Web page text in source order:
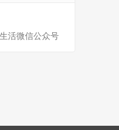
活微信公众号